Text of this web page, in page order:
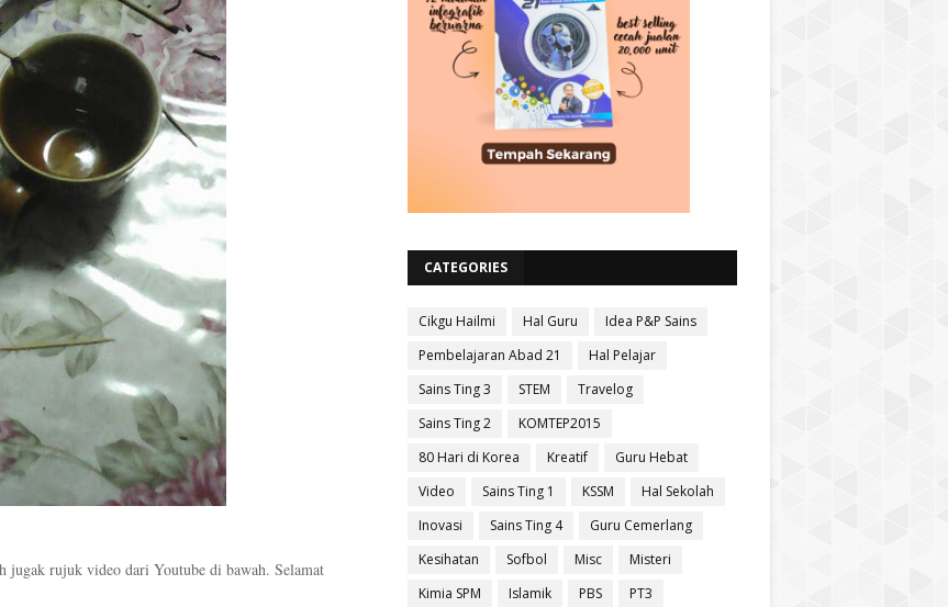
rujuk video dari Youtube di bawah. Selamat
CATEGORIES
Cikgu Hailmi Hal Guru
Idea P&P Sains
Pembelajaran Abad 21
Hal Pelajar
Sains Ting 3
STEM
Travelog
Sains Ting 2
KOMTEP2015
80 Hari di Korea
Kreatif
Guru Hebat
Video
Sains Ting 1 KSSM
Hal Sekolah
Inovasi
Sains Ting 4
Guru Cemerlang
Kesihatan
Sofbol Misc
Misteri
Kimia SPM
Islamik PBS
PT3